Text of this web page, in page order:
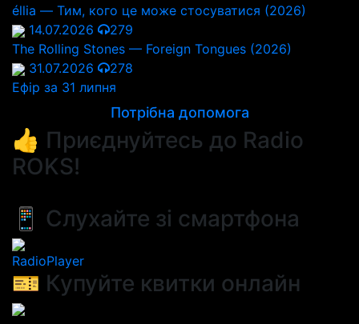
éllia — Тим, кого це може стосуватися (2026)
14.07.2026
279
The Rolling Stones — Foreign Tongues (2026)
31.07.2026
278
Ефір за 31 липня
Потрібна допомога
👍 Приєднуйтесь до Radio
ROKS!
📱 Слухайте зі смартфона
RadioPlayer
🎫 Купуйте квитки онлайн